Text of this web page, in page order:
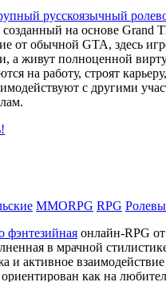
русскоязычный
на основе Grand
от обычной GTA, здесь
а живут полноценной
на работу, строят
с другими
MMORPG RPG
фэнтезийная онлайн-RPG
в мрачной
и активное
как на